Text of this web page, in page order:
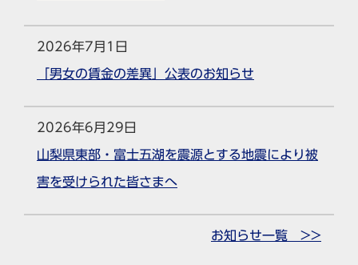
2026年7月1日
「男女の賃金の差異」公表のお知らせ
2026年6月29日
山梨県東部・富士五湖を震源とする地震により被
害を受けられた皆さまへ
お知らせ一覧 >>